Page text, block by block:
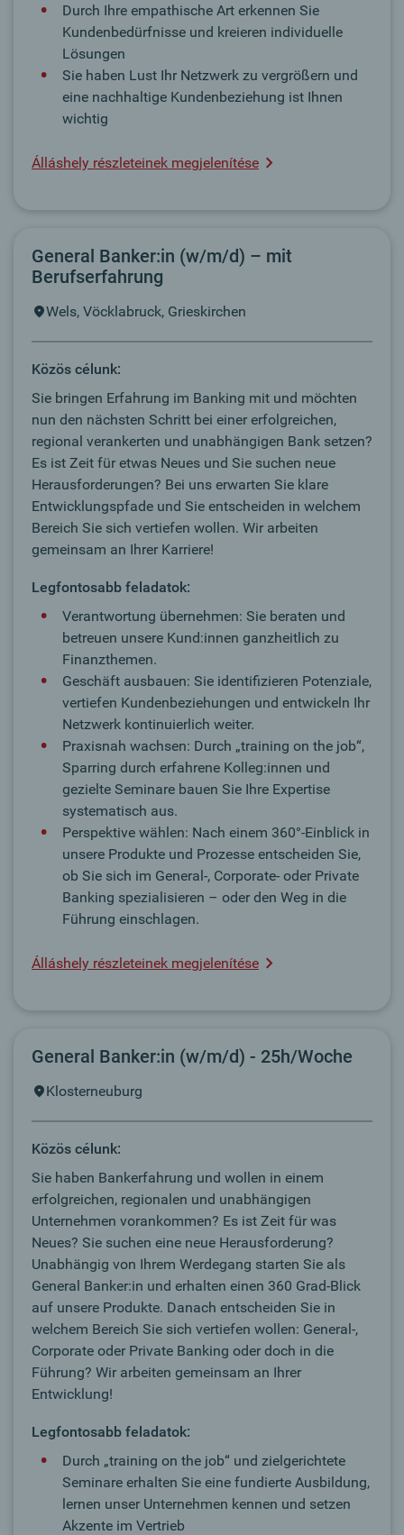
Durch Ihre empathische Art erkennen Sie
Kundenbedürfnisse und kreieren individuelle
Lösungen
Sie haben Lust Ihr Netzwerk zu vergrößern und
eine nachhaltige Kundenbeziehung ist Ihnen
wichtig
Álláshely részleteinek megjelenítése
General Banker:in (w/m/d) – mit
Berufserfahrung
Wels, Vöcklabruck, Grieskirchen
Közös célunk:
Sie bringen Erfahrung im Banking mit und möchten
nun den nächsten Schritt bei einer erfolgreichen,
regional verankerten und unabhängigen Bank setzen?
Es ist Zeit für etwas Neues und Sie suchen neue
Herausforderungen? Bei uns erwarten Sie klare
Entwicklungspfade und Sie entscheiden in welchem
Bereich Sie sich vertiefen wollen. Wir arbeiten
gemeinsam an Ihrer Karriere!
Legfontosabb feladatok:
Verantwortung übernehmen: Sie beraten und
betreuen unsere Kund:innen ganzheitlich zu
Finanzthemen.
Geschäft ausbauen: Sie identifizieren Potenziale,
vertiefen Kundenbeziehungen und entwickeln Ihr
Netzwerk kontinuierlich weiter.
Praxisnah wachsen: Durch „training on the job“,
Sparring durch erfahrene Kolleg:innen und
gezielte Seminare bauen Sie Ihre Expertise
systematisch aus.
Perspektive wählen: Nach einem 360°-Einblick in
unsere Produkte und Prozesse entscheiden Sie,
ob Sie sich im General-, Corporate- oder Private
Banking spezialisieren – oder den Weg in die
Führung einschlagen.
Álláshely részleteinek megjelenítése
General Banker:in (w/m/d) - 25h/Woche
Klosterneuburg
Közös célunk:
Sie haben Bankerfahrung und wollen in einem
erfolgreichen, regionalen und unabhängigen
Unternehmen vorankommen? Es ist Zeit für was
Neues? Sie suchen eine neue Herausforderung?
Unabhängig von Ihrem Werdegang starten Sie als
General Banker:in und erhalten einen 360 Grad-Blick
auf unsere Produkte. Danach entscheiden Sie in
welchem Bereich Sie sich vertiefen wollen: General-,
Corporate oder Private Banking oder doch in die
Führung? Wir arbeiten gemeinsam an Ihrer
Entwicklung!
Legfontosabb feladatok:
Durch „training on the job“ und zielgerichtete
Seminare erhalten Sie eine fundierte Ausbildung,
lernen unser Unternehmen kennen und setzen
Akzente im Vertrieb